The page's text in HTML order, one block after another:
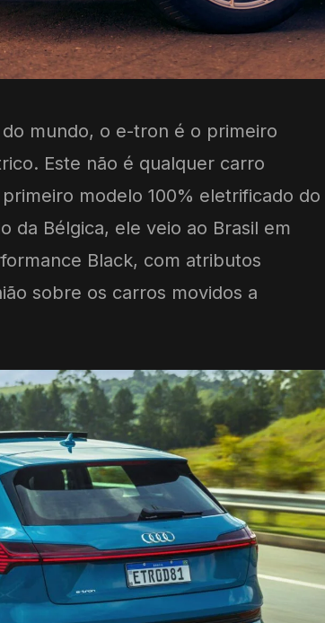
mundo, o e-tron é o primeiro
Este não é qualquer carro
modelo 100% eletrificado do
da Bélgica, ele veio ao Brasil em
Black, com atributos
sobre os carros movidos a